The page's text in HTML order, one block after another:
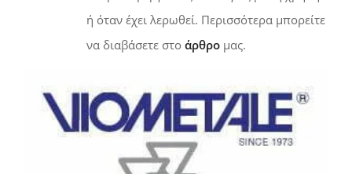
ή όταν έχει λερωθεί. Περισσότερα μπορείτε
να διαβάσετε στο άρθρο μας.